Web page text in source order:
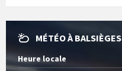
MÉTÉO À BALSIÈGES
Heure locale